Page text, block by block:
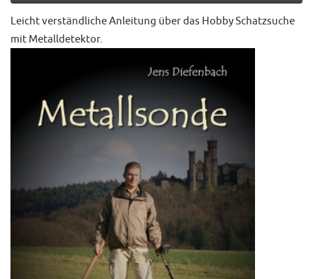
Leicht verständliche Anleitung über das Hobby Schatzsuche
mit Metalldetektor.